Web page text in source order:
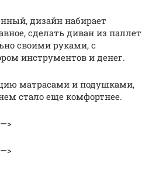
дизайн набирает
сделать диван из паллет
своими руками, с
инструментов и денег.
матрасами и подушками,
стало еще комфортнее.